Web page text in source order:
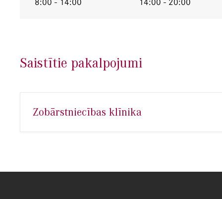
8:00 - 14:00 14:00 - 20:00
Saistītie pakalpojumi
Zobārstniecības klīnika